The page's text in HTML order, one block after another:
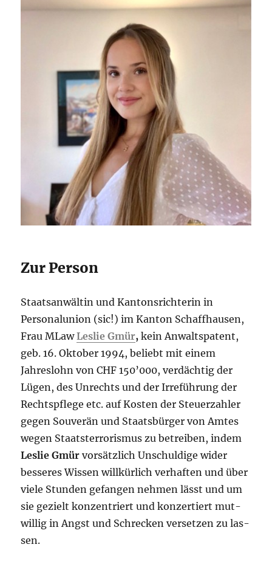
Zur Person
Staatsanwältin und Kantonsrichterin in
Personalunion (sic!) im Kanton Schaffhau­sen,
Frau MLawLeslie Gmür, kein Anwaltspa­tent,
geb. 16. Ok­to­ber 1994, beliebt mit einem
Jahreslohn von CHF 150’000, verdächtig der
Lü­gen, des Unrechts und der Irre­führung der
Rechts­pflege etc. auf Kosten der Steu­erzahler
gegen Souverän und Staatsbürger von Amtes
we­gen Staats­terrorismus zu betreiben, in­dem
Leslie Gmür vorsätzlich Unschul­dige wider
besseres Wissen willkürlich verhaf­ten und über
viele Stun­den gefan­gen nehmen lässt und um
sie gezielt konzentriert und konzer­tiert mut­
willig in Angst und Schre­cken versetzen zu las­
sen.